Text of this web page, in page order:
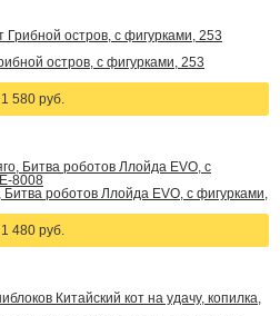
остров, с фигурками, 253
1 580 руб.
Битва роботов Ллойда EVO, с фигурками,
1 480 руб.